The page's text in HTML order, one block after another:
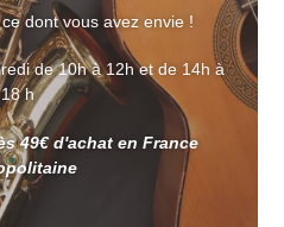
dont vous avez envie !
de 10h à 12h et de 14h à
18 h
49€ d'achat en France